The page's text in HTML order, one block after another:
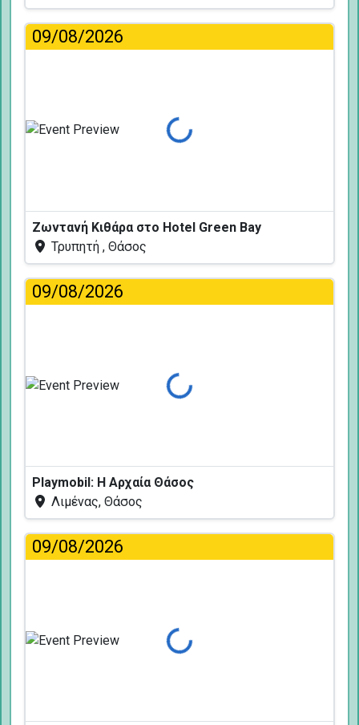
09/08/2026
Φόρτωση...
Ζωντανή Κιθάρα στο Hotel Green Bay
Τρυπητή , Θάσος
09/08/2026
Φόρτωση...
Playmobil: Η Αρχαία Θάσος
Λιμένας, Θάσος
09/08/2026
Φόρτωση...